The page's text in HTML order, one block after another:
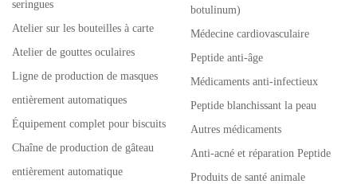
seringues
Atelier sur les bouteilles à carte
Atelier de gouttes oculaires
Ligne de production de masques
entièrement automatiques
Équipement complet pour biscuits
Chaîne de production de gâteau
entièrement automatique
botulinum)
Médecine cardiovasculaire
Peptide anti-âge
Médicaments anti-infectieux
Peptide blanchissant la peau
Autres médicaments
Anti-acné et réparation Peptide
Produits de santé animale